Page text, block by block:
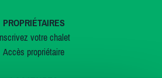
PROPRIÉTAIRES
votre chalet
Accès propriétaire